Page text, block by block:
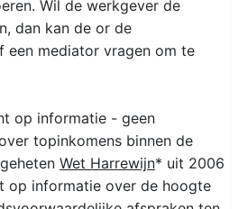
Wil de werkgever de
dan kan de or de
een mediator vragen om te
op informatie - geen
topinkomens binnen de
Wet Harrewijn* uit 2006
op informatie over de hoogte